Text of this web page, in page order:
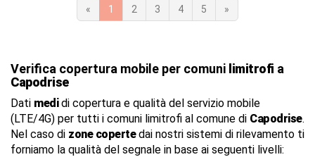
« 1 2 3 4 5 »
Verifica copertura mobile per comuni limitrofi a
Capodrise
Dati medidi copertura e qualità del servizio mobile
(LTE/4G) per tutti i comuni limitrofi al comune di Capodrise.
Nel caso di zone copertedai nostri sistemi di rilevamento ti
forniamo la qualità del segnale in base ai seguenti livelli: